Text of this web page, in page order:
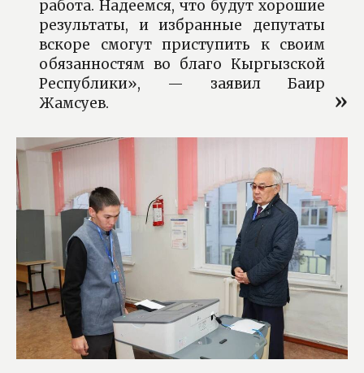
работа. Надеемся, что будут хорошие
результаты, и избранные депутаты
вскоре смогут приступить к своим
обязанностям во благо Кыргызской
Республики», — заявил Баир
Жамсуев.